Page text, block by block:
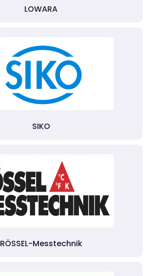
LOWARA
SIKO
RÖSSEL-Messtechnik